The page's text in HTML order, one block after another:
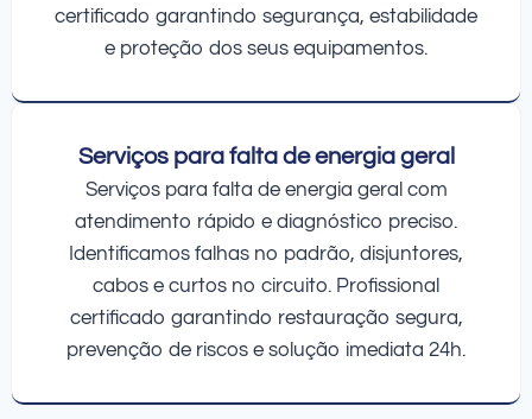
certificado garantindo segurança, estabilidade
e proteção dos seus equipamentos.
Serviços para falta de energia geral
Serviços para falta de energia geral com
atendimento rápido e diagnóstico preciso.
Identificamos falhas no padrão, disjuntores,
cabos e curtos no circuito. Profissional
certificado garantindo restauração segura,
prevenção de riscos e solução imediata 24h.